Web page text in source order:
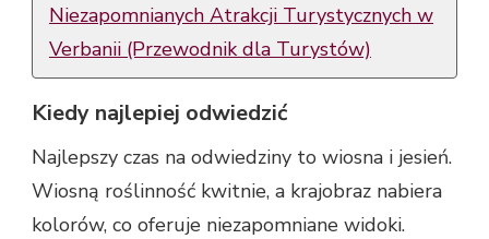
Niezapomnianych Atrakcji Turystycznych w
Verbanii (Przewodnik dla Turystów)
Kiedy najlepiej odwiedzić
Najlepszy czas na odwiedziny to wiosna i jesień.
Wiosną roślinność kwitnie, a krajobraz nabiera
kolorów, co oferuje niezapomniane widoki.